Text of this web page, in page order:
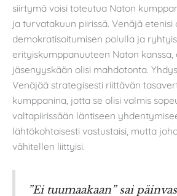
siirtymä voisi toteutua Naton
ja turvatakuun piirissä. Venäjä etenisi
demokratisoitumisen polulla ja
erityiskumppanuuteen Naton kanssa,
jäsenyyskään olisi mahdotonta.
Venäjää strategisesti riittävän
kumppanina, jotta se olisi valmis
valtapiirissään läntiseen
lähtökohtaisesti vastustaisi, mutta
vähitellen liittyisi.
”Ei tuumaakaan” sai